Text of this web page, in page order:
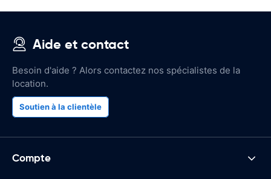
Aide et contact
Besoin d'aide ? Alors contactez nos spécialistes de la
location.
Soutien à la clientèle
Compte